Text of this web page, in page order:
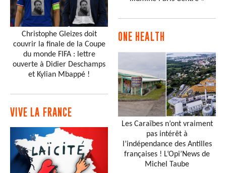
Christophe Gleizes doit
couvrir la finale de la Coupe
du monde FIFA : lettre
ouverte à Didier Deschamps
et Kylian Mbappé !
VIVE LA FRANCE
ONE HEALTH
Les Caraïbes n’ont vraiment
pas intérêt à
l’indépendance des Antilles
françaises ! L’Opi’News de
Michel Taube